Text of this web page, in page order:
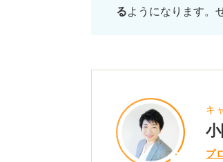
るようになります。
キ
プ